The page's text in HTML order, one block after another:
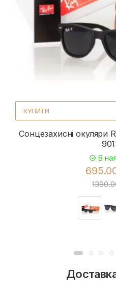
КУПИТИ
Сонцезахисні окуляри
В